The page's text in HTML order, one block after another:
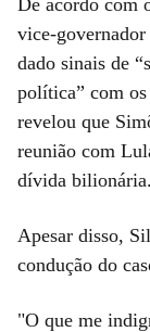
vice-
dado sinais de
política” com
revelou que
reunião com
dívida bilionária.
Apesar disso,
condução do
"O que me